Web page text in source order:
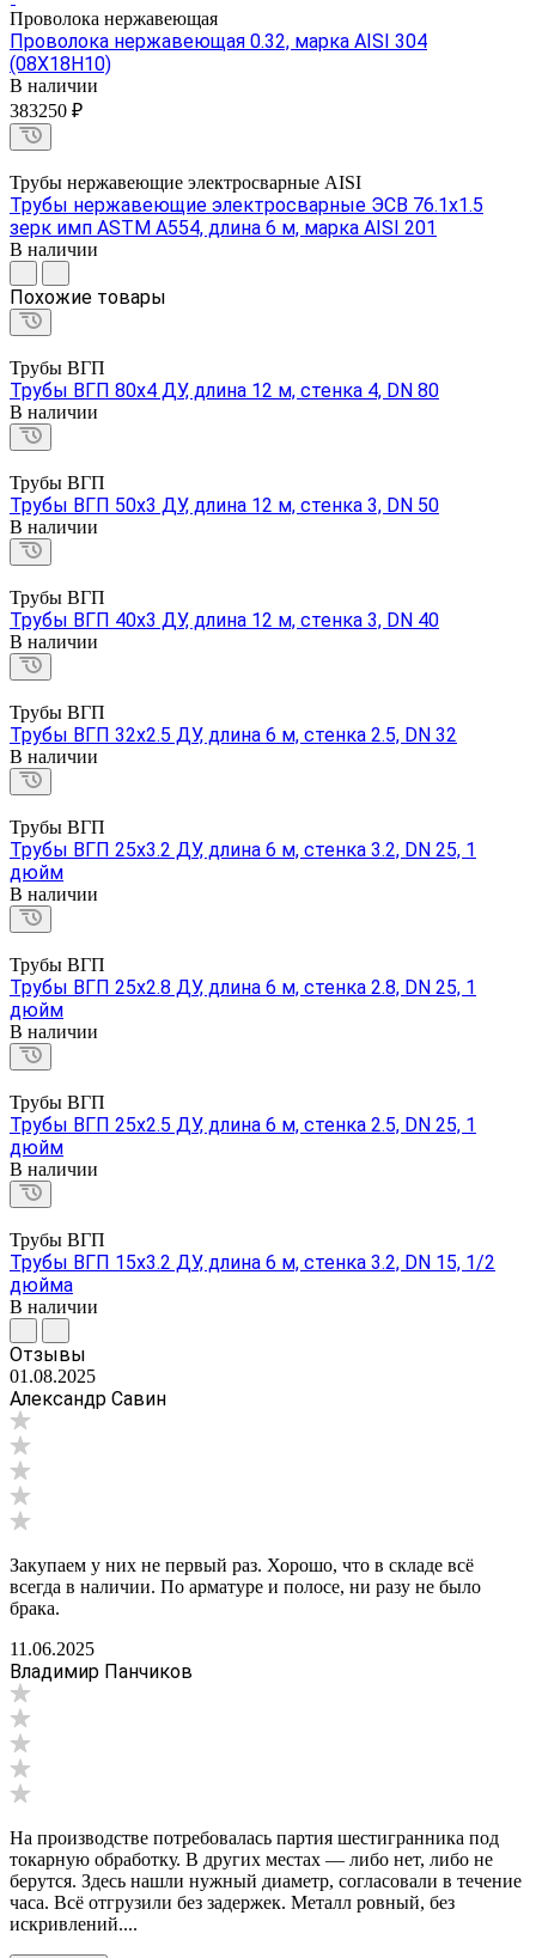
Проволока нержавеющая
Проволока нержавеющая 0.32, марка AISI 304
(08Х18Н10)
В наличии
383250 ₽
Трубы нержавеющие электросварные AISI
Трубы нержавеющие электросварные ЭСВ 76.1х1.5
зерк имп ASTM A554, длина 6 м, марка AISI 201
В наличии
Похожие товары
Трубы ВГП
Трубы ВГП 80х4 ДУ, длина 12 м, стенка 4, DN 80
В наличии
Трубы ВГП
Трубы ВГП 50х3 ДУ, длина 12 м, стенка 3, DN 50
В наличии
Трубы ВГП
Трубы ВГП 40х3 ДУ, длина 12 м, стенка 3, DN 40
В наличии
Трубы ВГП
Трубы ВГП 32х2.5 ДУ, длина 6 м, стенка 2.5, DN 32
В наличии
Трубы ВГП
Трубы ВГП 25х3.2 ДУ, длина 6 м, стенка 3.2, DN 25, 1
дюйм
В наличии
Трубы ВГП
Трубы ВГП 25х2.8 ДУ, длина 6 м, стенка 2.8, DN 25, 1
дюйм
В наличии
Трубы ВГП
Трубы ВГП 25х2.5 ДУ, длина 6 м, стенка 2.5, DN 25, 1
дюйм
В наличии
Трубы ВГП
Трубы ВГП 15х3.2 ДУ, длина 6 м, стенка 3.2, DN 15, 1/2
дюйма
В наличии
Отзывы
01.08.2025
Александр Савин
Закупаем у них не первый раз. Хорошо, что в складе всё
всегда в наличии. По арматуре и полосе, ни разу не было
брака.
11.06.2025
Владимир Панчиков
На производстве потребовалась партия шестигранника под
токарную обработку. В других местах — либо нет, либо не
берутся. Здесь нашли нужный диаметр, согласовали в течение
часа. Всё отгрузили без задержек. Металл ровный, без
искривлений....